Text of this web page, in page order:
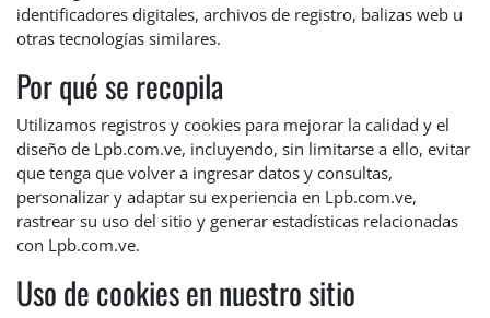
identificadores digitales, archivos de registro, balizas web u
otras tecnologías similares.
Por qué se recopila
Utilizamos registros y cookies para mejorar la calidad y el
diseño de Lpb.com.ve, incluyendo, sin limitarse a ello, evitar
que tenga que volver a ingresar datos y consultas,
personalizar y adaptar su experiencia en Lpb.com.ve,
rastrear su uso del sitio y generar estadísticas relacionadas
con Lpb.com.ve.
Uso de cookies en nuestro sitio